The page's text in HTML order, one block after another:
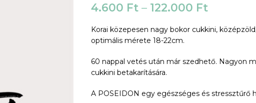
4.600 Ft– 122.000 Ft
Korai közepesen nagy bokor cukkini,
optimális mérete 18-22cm.
60 nappal vetés után már szedhető. Nagyon
cukkini betakarítására.
A POSEIDON egy egészséges és stressztűrő